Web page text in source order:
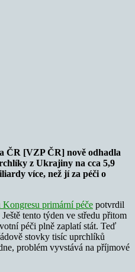
ČR [VZP ČR] nově odhadla
z Ukrajiny na cca 5,9
více, než jí za péči o
Kongresu primární péče potvrdil
tento týden ve středu přitom
péči plně zaplatí stát. Teď
stovky tisíc uprchlíků
problém vyvstává na příjmové